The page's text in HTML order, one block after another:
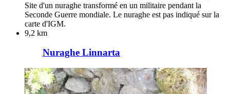
Site d'un nuraghe transformé en un militaire pendant la
Seconde Guerre mondiale. Le nuraghe est pas indiqué sur la
carte d'IGM.
9,2 km
Nuraghe Linnarta